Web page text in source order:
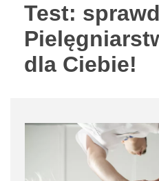
Test:
dla Ciebie!